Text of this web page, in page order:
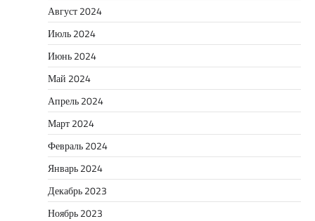
Август 2024
Июль 2024
Июнь 2024
Май 2024
Апрель 2024
Март 2024
Февраль 2024
Январь 2024
Декабрь 2023
Ноябрь 2023